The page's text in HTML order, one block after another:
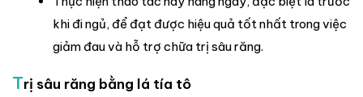
khi đi ngủ, để đạt được hiệu quả tốt nhất trong việc
giảm đau và hỗ trợ chữa trị sâu răng.
Trị sâu răng bằng lá tía tô